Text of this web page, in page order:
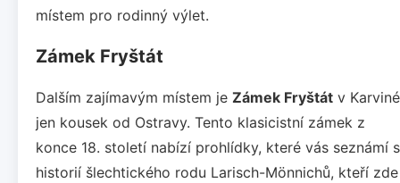
místem pro rodinný výlet.
Zámek Fryštát
Dalším zajímavým místem je Zámek Fryštát v
jen kousek od Ostravy. Tento klasicistní zámek z
konce 18. století nabízí prohlídky, které vás seznámí s
historií šlechtického rodu Larisch-Mönnichů, kteří zde